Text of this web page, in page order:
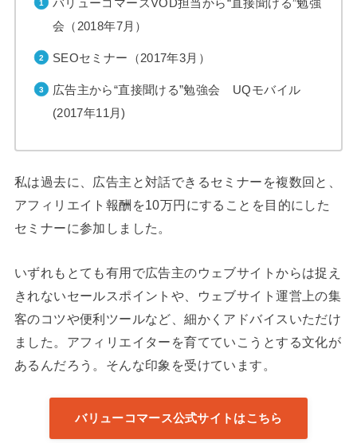
バリューコマースVOD担当から“直接聞ける”勉強
会（2018年7月）
SEOセミナー（2017年3月）
広告主から“直接聞ける”勉強会 UQモバイル
(2017年11月)
私は過去に、広告主と対話できるセミナーを複数回と、
アフィリエイト報酬を10万円にすることを目的にした
セミナーに参加しました。
いずれもとても有用で広告主のウェブサイトからは捉え
きれないセールスポイントや、ウェブサイト運営上の集
客のコツや便利ツールなど、細かくアドバイスいただけ
ました。アフィリエイターを育てていこうとする文化が
あるんだろう。そんな印象を受けています。
バリューコマース公式サイトはこちら